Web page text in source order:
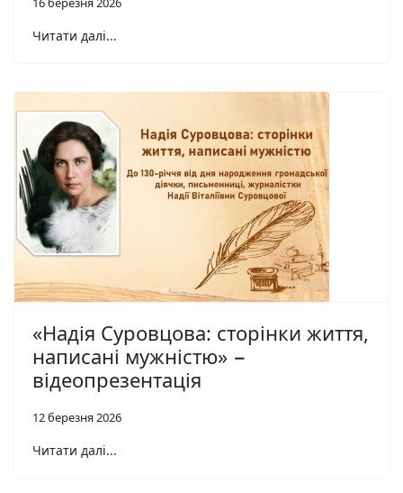
Читати далі...
«Надія Суровцова: сторінки життя,
написані мужністю» −
відеопрезентація
12 березня 2026
Читати далі...